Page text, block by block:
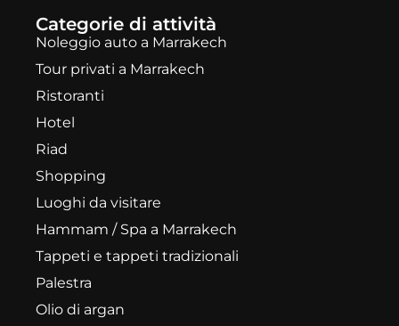
Categorie di attività
Noleggio auto a Marrakech
Tour privati a Marrakech
Ristoranti
Hotel
Riad
Shopping
Luoghi da visitare
Hammam / Spa a Marrakech
Tappeti e tappeti tradizionali
Palestra
Olio di argan